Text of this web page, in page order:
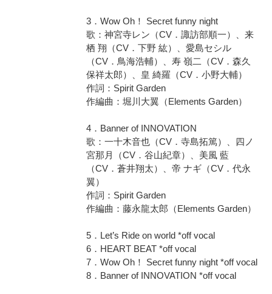
3．Wow Oh！ Secret funny night
歌：神宮寺レン（CV．諏訪部順一）、来
栖 翔（CV．下野 紘）、愛島セシル
（CV．鳥海浩輔）、寿 嶺二（CV．森久
保祥太郎）、皇 綺羅（CV．小野大輔）
作詞：Spirit Garden
作編曲：堀川大翼（Elements Garden）
4．Banner of INNOVATION
歌：一十木音也（CV．寺島拓篤）、四ノ
宮那月（CV．谷山紀章）、美風 藍
（CV．蒼井翔太）、帝 ナギ（CV．代永
翼）
作詞：Spirit Garden
作編曲：藤永龍太郎（Elements Garden）
5．Let’s Ride on world *off vocal
6．HEART BEAT *off vocal
7．Wow Oh！ Secret funny night *off vocal
8．Banner of INNOVATION *off vocal